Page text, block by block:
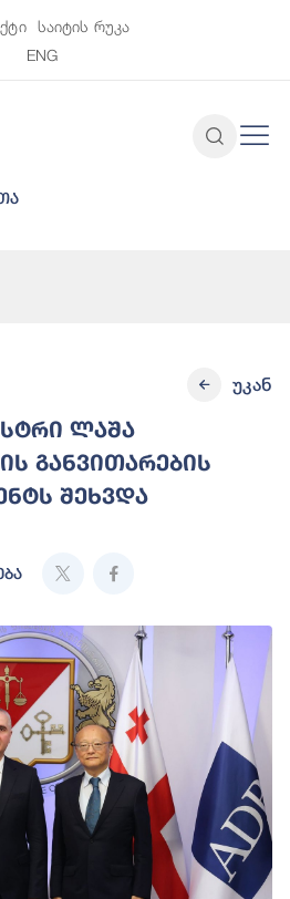
საიტის რუკა
ENG
ლაშა
განვითარების
შეხვდა
უკან